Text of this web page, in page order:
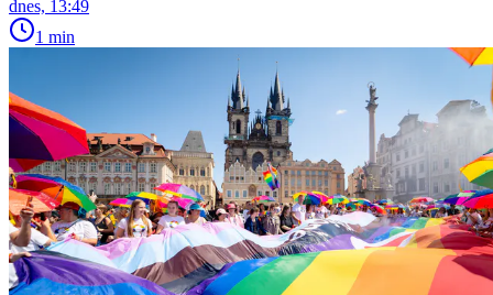
dnes, 13:49
1 min